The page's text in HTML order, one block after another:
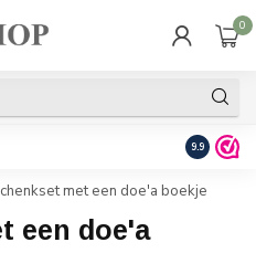
0
Snelle
9.9
met een doe'a boekje
een doe'a